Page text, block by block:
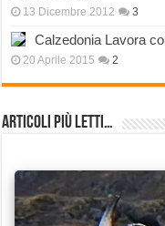
13 Dicembre 2012 3
Calzedonia Lavora
20 Aprile 2015 2
Articoli più Letti…